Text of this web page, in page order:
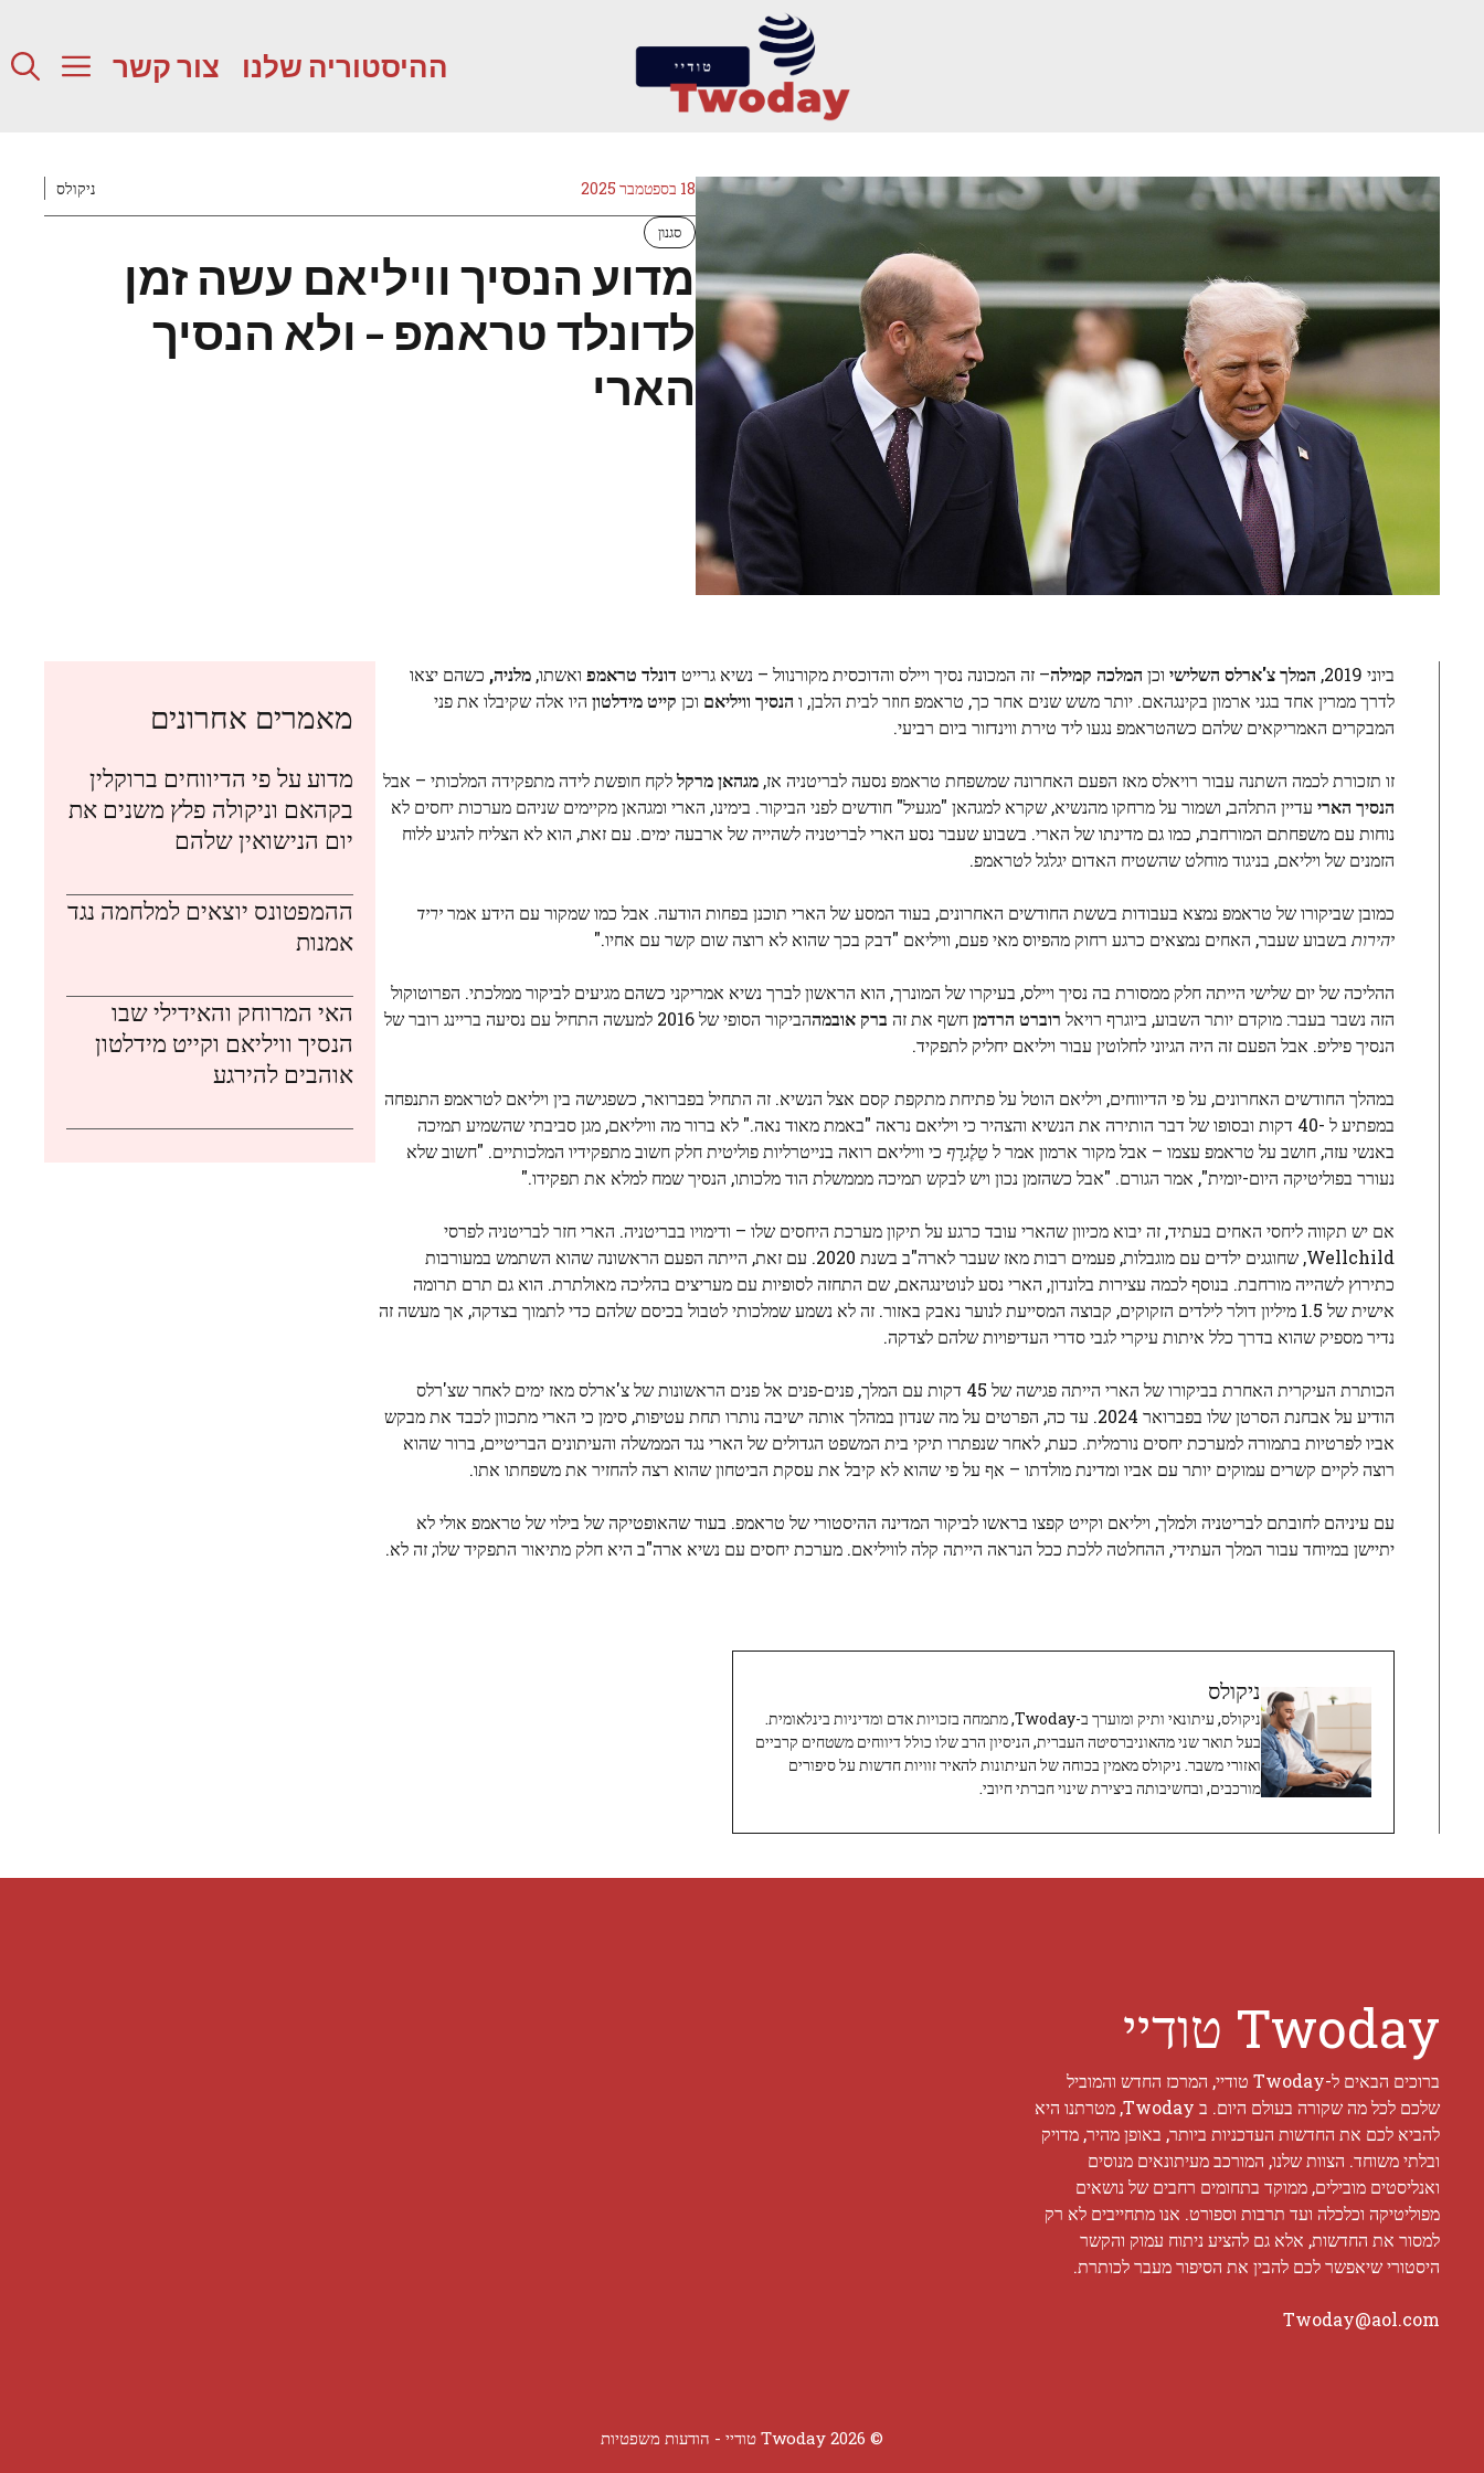
ההיסטוריה שלנו צור קשר
18 בספטמבר 2025 ניקולס
סגנון
מדוע הנסיך וויליאם עשה זמן
לדונלד טראמפ – ולא הנסיך
הארי
ביוני 2019, המלך צ'ארלס השלישי וכן המלכה קמילה– זה המכונה נסיך ויילס והדוכסית מקורנוול – נשיא גרייט דונלד טראמפ ואשתו, מלניה, כשהם יצאו
לדרך ממרין אחד בגני ארמון בקינגהאם. יותר משש שנים אחר כך, טראמפ חוזר לבית הלבן, ו הנסיך וויליאם וכן קייט מידלטון היו אלה שקיבלו את פני
המבקרים האמריקאים שלהם כשהטראמפ נגעו ליד טירת ווינדזור ביום רביעי.
זו תזכורת לכמה השתנה עבור רויאלס מאז הפעם האחרונה שמשפחת טראמפ נסעה לבריטניה אז, מגהאן מרקללקח חופשת לידה מתפקידה המלכותי – אבל
הנסיך הארי עדיין התלהב, ושמור על מרחקו מהנשיא, שקרא למגהאן "מגעיל" חודשים לפני הביקור. בימינו, הארי ומגהאן מקיימים שניהם מערכות יחסים לא
נוחות עם משפחתם המורחבת, כמו גם מדינתו של הארי. בשבוע שעבר נסע הארי לבריטניה לשהייה של ארבעה ימים. עם זאת, הוא לא הצליח להגיע ללוח
הזמנים של ויליאם, בניגוד מוחלט שהשטיח האדום יגלגל לטראמפ.
כמובן שביקורו של טראמפ נמצא בעבודות בששת החודשים האחרונים, בעוד המסע של הארי תוכנן בפחות הודעה. אבל כמו שמקור עם הידע אמריריד
יהירותבשבוע שעבר, האחים נמצאים כרגע רחוק מהפיוס מאי פעם, וויליאם "דבק בכך שהוא לא רוצה שום קשר עם אחיו."
ההליכה של יום שלישי הייתה חלק ממסורת בה נסיך ויילס, בעיקרו של המונרך, הוא הראשון לברך נשיא אמריקני כשהם מגיעים לביקור ממלכתי. הפרוטוקול
הזה נשבר בעבר: מוקדם יותר השבוע, ביוגרף רויאל רוברט הרדמןחשף את זה ברק אובמה
הביקור הסופי של 2016 למעשה התחיל עם נסיעה בריינג רובר של
הנסיך פיליפ. אבל הפעם זה היה הגיוני לחלוטין עבור ויליאם יחליק לתפקיד.
במהלך החודשים האחרונים, על פי הדיווחים, ויליאם הוטל על פתיחת מתקפת קסם אצל הנשיא. זה התחיל בפברואר, כשפגישה בין ויליאם לטראמפ התנפחה
במפתיע ל -40 דקות ובסופו של דבר הותירה את הנשיא והצהיר כי ויליאם נראה "באמת מאוד נאה." לא ברור מה וויליאם, מגן סביבתי שהשמיע תמיכה
באנשי עזה, חושב על טראמפ עצמו – אבל מקור ארמון אמר לטֵלֶגרָף כי וויליאם רואה בנייטרליות פוליטית חלק חשוב מתפקידיו המלכותיים. "חשוב שלא
נעורר בפוליטיקה היום-יומית", אמר הגורם. "אבל כשהזמן נכון ויש לבקש תמיכה מממשלת הוד מלכותו, הנסיך שמח למלא את תפקידו."
אם יש תקווה ליחסי האחים בעתיד, זה יבוא מכיוון שהארי עובד כרגע על תיקון מערכת היחסים שלו – ודימויו בבריטניה. הארי חזר לבריטניה לפרסי
Wellchild, שחוגגים ילדים עם מוגבלות, פעמים רבות מאז שעבר לארה"ב בשנת 2020. עם זאת, הייתה הפעם הראשונה שהוא השתמש במעורבות
כתירוץ לשהייה מורחבת. בנוסף לכמה עצירות בלונדון, הארי נסע לנוטינגהאם, שם התחזה לסופיות עם מעריצים בהליכה מאולתרת. הוא גם תרם תרומה
אישית של 1.5 מיליון דולר לילדים הזקוקים, קבוצה המסייעת לנוער נאבק באזור. זה לא נשמע שמלכותי לטבול בכיסם שלהם כדי לתמוך בצדקה, אך מעשה זה
נדיר מספיק שהוא בדרך כלל איתות עיקרי לגבי סדרי העדיפויות שלהם לצדקה.
הכותרת העיקרית האחרת בביקורו של הארי הייתה פגישה של 45 דקות עם המלך, פנים-פנים אל פנים הראשונות של צ'ארלס מאז ימים לאחר שצ'רלס
הודיע ​​על אבחנת הסרטן שלו בפברואר 2024. עד כה, הפרטים על מה שנדון במהלך אותה ישיבה נותרו תחת עטיפות, סימן כי הארי מתכוון לכבד את מבקש
אביו לפרטיות בתמורה למערכת יחסים נורמלית. כעת, לאחר שנפתרו תיקי בית המשפט הגדולים של הארי נגד הממשלה והעיתונים הבריטיים, ברור שהוא
רוצה לקיים קשרים עמוקים יותר עם אביו ומדינת מולדתו – אף על פי שהוא לא קיבל את עסקת הביטחון שהוא רצה להחזיר את משפחתו אתו.
עם עיניהם לחובתם לבריטניה ולמלך, ויליאם וקייט קפצו בראשו לביקור המדינה ההיסטורי של טראמפ. בעוד שהאופטיקה של בילוי של טראמפ אולי לא
יתיישן במיוחד עבור המלך העתידי, ההחלטה ללכת ככל הנראה הייתה קלה לוויליאם. מערכת יחסים עם נשיא ארה"ב היא חלק מתיאור התפקיד שלו; זה לא.
ניקולס
ניקולס, עיתונאי ותיק ומוערך ב-Twoday, מתמחה בזכויות אדם ומדיניות בינלאומית.
בעל תואר שני מהאוניברסיטה העברית, הניסיון הרב שלו כולל דיווחים משטחים קרביים
ואזורי משבר. ניקולס מאמין בכוחה של העיתונות להאיר זוויות חדשות על סיפורים
מורכבים, ובחשיבותה ביצירת שינוי חברתי חיובי.
מאמרים אחרונים
מדוע על פי הדיווחים ברוקלין
בקהאם וניקולה פלץ משנים את
יום הנישואין שלהם
ההמפטונס יוצאים למלחמה נגד
אמנות
האי המרוחק והאידילי שבו
הנסיך וויליאם וקייט מידלטון
אוהבים להירגע
Twoday טודיי
ברוכים הבאים ל-Twoday טודיי, המרכז החדש והמוביל
שלכם לכל מה שקורה בעולם היום. ב Twoday, מטרתנו היא
להביא לכם את החדשות העדכניות ביותר, באופן מהיר, מדויק
ובלתי משוחד. הצוות שלנו, המורכב מעיתונאים מנוסים
ואנליסטים מובילים, ממוקד בתחומים רחבים של נושאים
מפוליטיקה וכלכלה ועד תרבות וספורט. אנו מתחייבים לא רק
למסור את החדשות, אלא גם להציע ניתוח עמוק והקשר
היסטורי שיאפשר לכם להבין את הסיפור מעבר לכותרת.
Twoday@aol.com
© 2026 Twoday טודיי - הודעות משפטיות